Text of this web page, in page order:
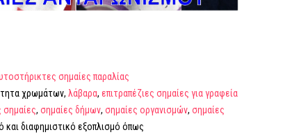
σημαίες παραλίας
χρωμάτων, λάβαρα, επιτραπέζιες σημαίες για γραφεία
σημαίες, σημαίες δήμων, σημαίες οργανισμών, σημαίες
και διαφημιστικό εξοπλισμό όπως